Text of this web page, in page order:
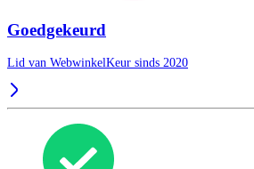
Goedgekeurd
Lid van WebwinkelKeur sinds 2020